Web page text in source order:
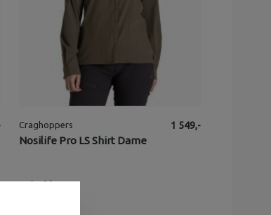
Craghoppers
Nosilife Pro LS Shirt Dame
1 549,-
2på lager